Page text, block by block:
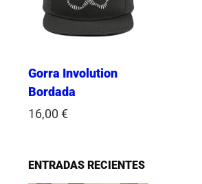
Gorra Involution
Bordada
16,00 €
ENTRADAS RECIENTES